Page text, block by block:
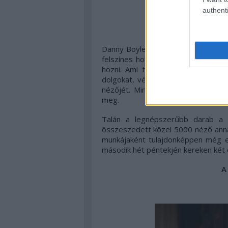
Danny Boyle nem kevesebbet
felszínes hollywoodi produkcióval
hozni. Ami többé-kevésbé
dolgokat, végső soron ez egy
nézőjét. Mindezt pedig remek
meg.
Talán a legnépszerűbb darab
összeszedett közel 5000 néző
munkájaként tulajdonképpen még
második hét péntekjén kereken